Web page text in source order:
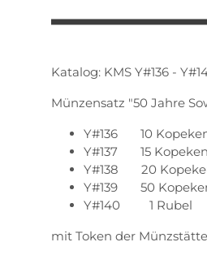
Katalog: KMS Y#136 -
Münzensatz "50 Jahre
Y#136 10
Y#137 15
Y#138 20
Y#139 50
Y#140 1 Rubel
mit Token der